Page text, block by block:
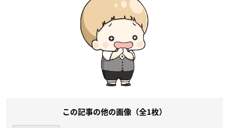
この記事の他の画像（全1枚）